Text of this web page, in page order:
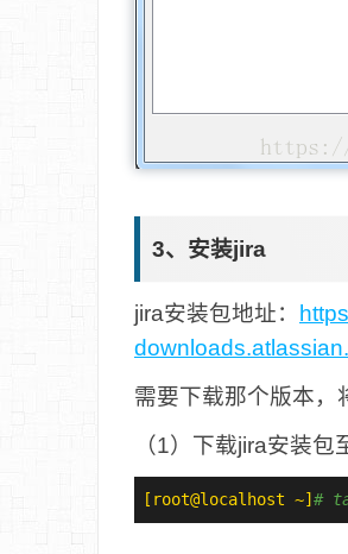
3、安装jira
jira安装包地址：
需要下载那个版本，
（1）下载jira安装包
[root@localhost ~] #